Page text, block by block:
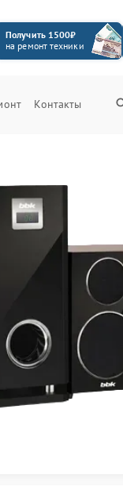
Получить 1500₽
на ремонт техники
Контакты